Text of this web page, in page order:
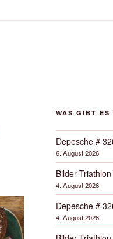
WAS GIBT ES
Depesche #
6. August 2026
Bilder
4. August 2026
Depesche #
4. August 2026